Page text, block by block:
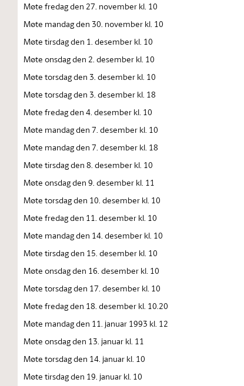
Møte fredag den 27. november kl. 10
Møte mandag den 30. november kl. 10
Møte tirsdag den 1. desember kl. 10
Møte onsdag den 2. desember kl. 10
Møte torsdag den 3. desember kl. 10
Møte torsdag den 3. desember kl. 18
Møte fredag den 4. desember kl. 10
Møte mandag den 7. desember kl. 10
Møte mandag den 7. desember kl. 18
Møte tirsdag den 8. desember kl. 10
Møte onsdag den 9. desember kl. 11
Møte torsdag den 10. desember kl. 10
Møte fredag den 11. desember kl. 10
Møte mandag den 14. desember kl. 10
Møte tirsdag den 15. desember kl. 10
Møte onsdag den 16. desember kl. 10
Møte torsdag den 17. desember kl. 10
Møte fredag den 18. desember kl. 10.20
Møte mandag den 11. januar 1993 kl. 12
Møte onsdag den 13. januar kl. 11
Møte torsdag den 14. januar kl. 10
Møte tirsdag den 19. januar kl. 10